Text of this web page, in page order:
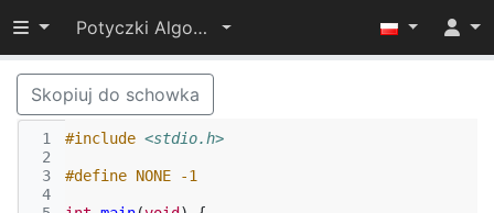
Przełącz widoczność menu
Potyczki Algorytmiczne 2015
Skopiuj do schowka
1
2
3
4
#include <stdio.h>
#define NONE -1